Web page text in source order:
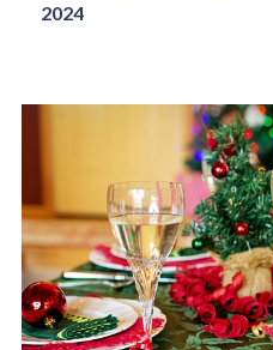
2024